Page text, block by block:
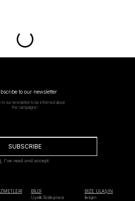
to our newsletter
to our newsletter to be informed about
the campaigns!
SUBSCRIBE
, I've read and accept.
BİLGİ
Üyelik Sözleşmesi
BİZE ULAŞIN
İletişim